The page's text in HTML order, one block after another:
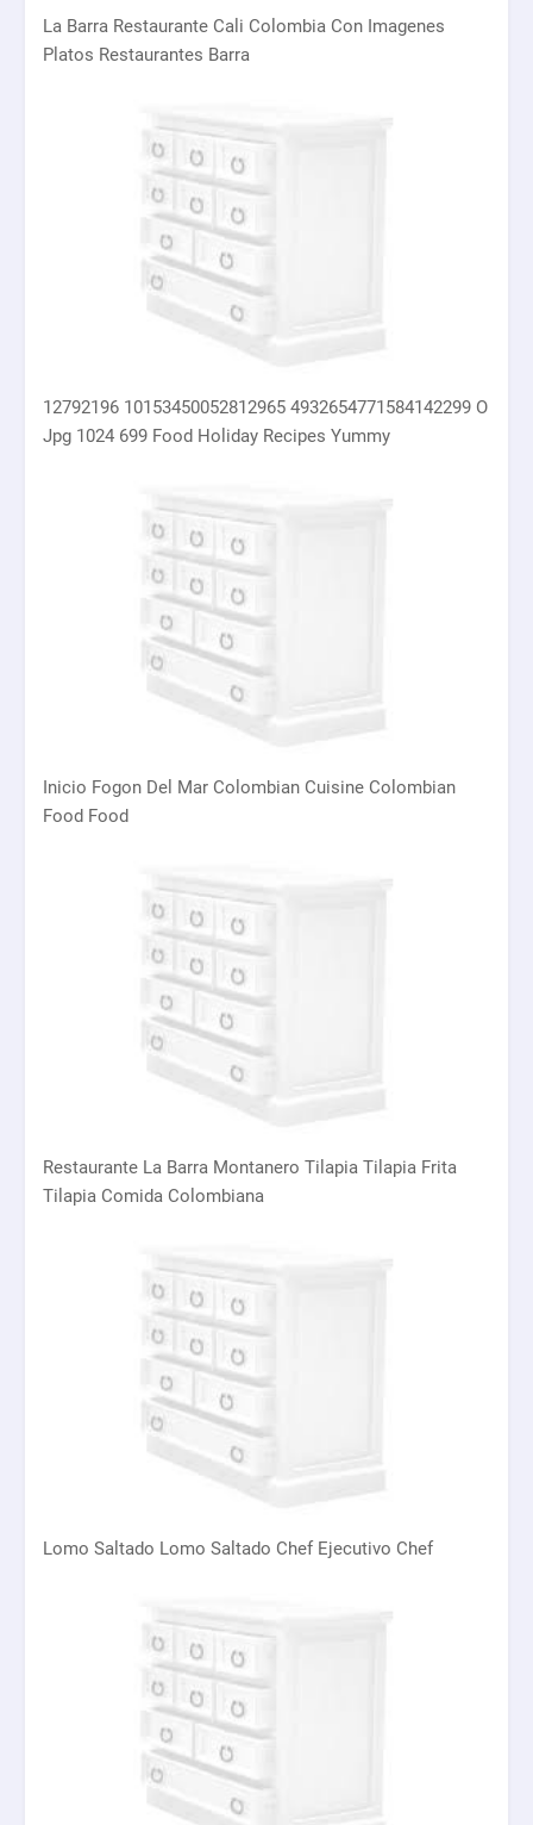
La Barra Restaurante Cali Colombia Con Imagenes
Platos Restaurantes Barra
12792196 10153450052812965 4932654771584142299 O
Jpg 1024 699 Food Holiday Recipes Yummy
Inicio Fogon Del Mar Colombian Cuisine Colombian
Food Food
Restaurante La Barra Montanero Tilapia Tilapia Frita
Tilapia Comida Colombiana
Lomo Saltado Lomo Saltado Chef Ejecutivo Chef